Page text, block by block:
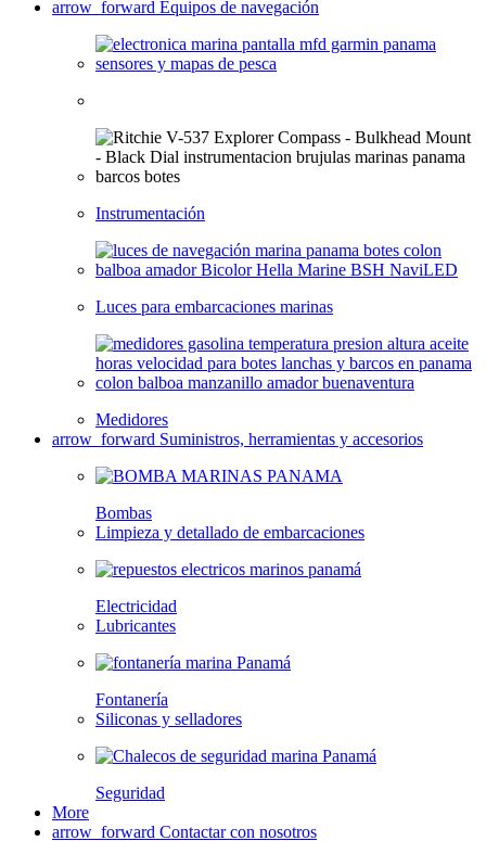
arrow_forward Equipos de navegación
Instrumentación
Luces para embarcaciones marinas
Medidores
arrow_forward Suministros, herramientas y accesorios
Bombas
Limpieza y detallado de embarcaciones
Electricidad
Lubricantes
Fontanería
Siliconas y selladores
Seguridad
More
arrow_forward Contactar con nosotros